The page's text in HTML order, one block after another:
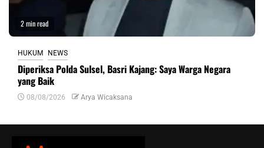
2 min read
HUKUM NEWS
Diperiksa Polda Sulsel, Basri Kajang: Saya Warga Negara
yang Baik
08/08/2026 Arya Wicaksana